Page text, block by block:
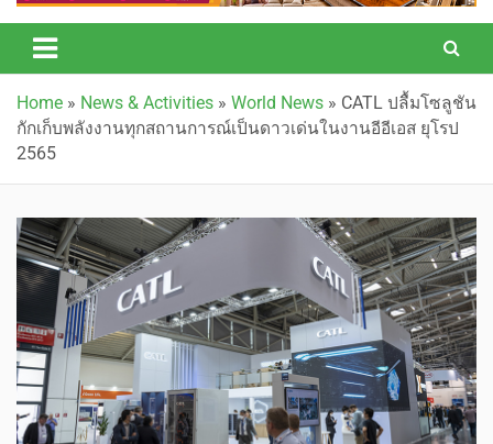
Home » News & Activities » World News » CATL ปลื้มโซลูชัน
กักเก็บพลังงานทุกสถานการณ์เป็นดาวเด่นในงานอีอีเอส ยุโรป
2565